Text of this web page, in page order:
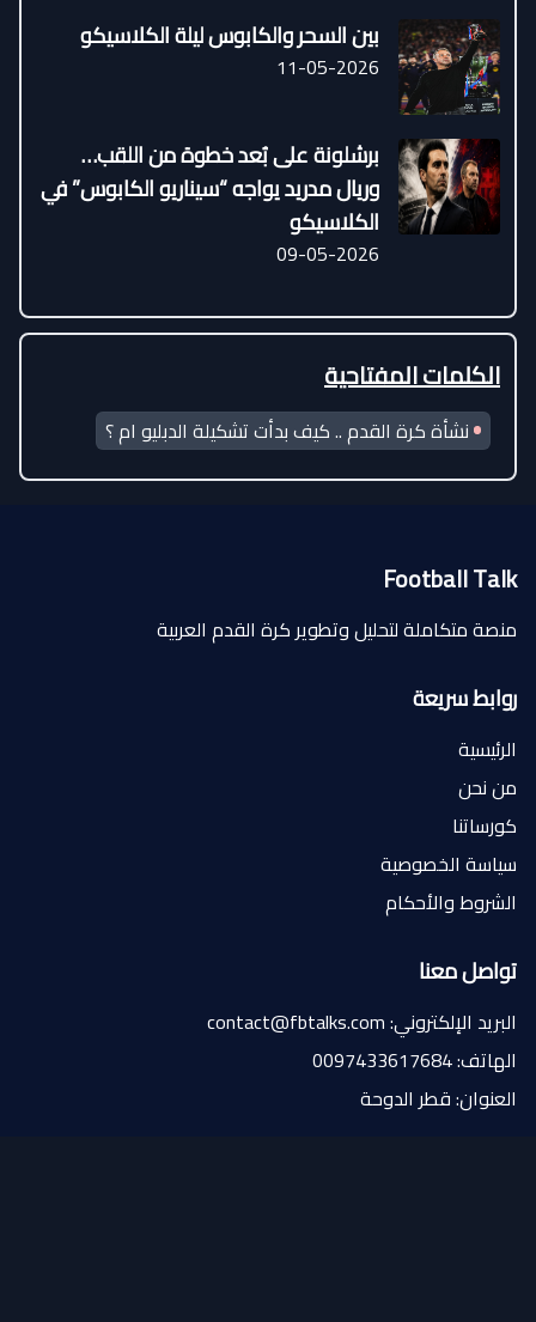
بين السحر والكابوس ليلة الكلاسيكو
11-05-2026
برشلونة على بُعد خطوة من اللقب…
وريال مدريد يواجه “سيناريو الكابوس” في
الكلاسيكو
09-05-2026
الكلمات المفتاحية
نشأة كرة القدم .. كيف بدأت تشكيلة الدبليو ام ؟
Football Talk
منصة متكاملة لتحليل وتطوير كرة القدم العربية
روابط سريعة
الرئيسية
من نحن
كورساتنا
سياسة الخصوصية
الشروط والأحكام
تواصل معنا
البريد الإلكتروني: contact@fbtalks.com
الهاتف: 0097433617684
العنوان: قطر الدوحة